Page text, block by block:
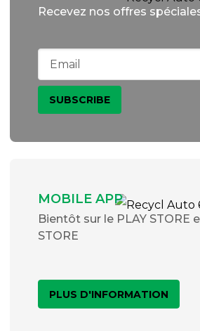
Recevez nos offres
MOBILE APP
Bientôt sur le PLAY STORE
STORE
PLUS D'INFORMATION